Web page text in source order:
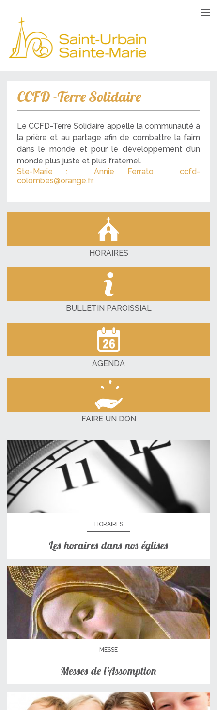
CCFD -Terre Solidaire
Le CCFD-Terre Solidaire appelle la communauté à
la prière et au partage afin de combattre la faim
dans le monde et pour le développement d’un
monde plus juste et plus fraternel.
Ste-Marie : Annie Ferrato ccfd-
colombes@orange.fr
HORAIRES
BULLETIN PAROISSIAL
AGENDA
FAIRE UN DON
HORAIRES
Les horaires dans nos églises
MESSE
Messes de l’Assomption